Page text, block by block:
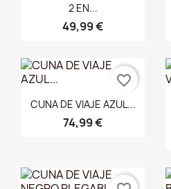
2 EN...
49,99 €
 Vista rápida
CUNA DE VIAJE AZUL...
74,99 €
favorite_border